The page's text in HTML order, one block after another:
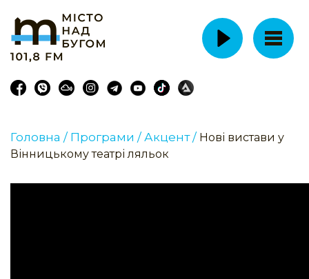
Головна / Програми / Акцент / Нові вистави у
Вінницькому театрі ляльок